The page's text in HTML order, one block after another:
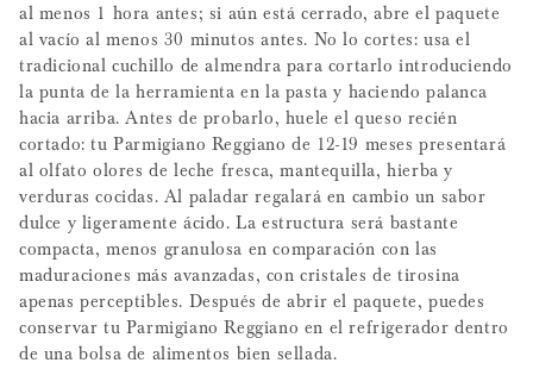
al menos 1 hora antes; si aún está cerrado, abre el paquete
al vacío al menos 30 minutos antes. No lo cortes: usa el
tradicional cuchillo de almendra para cortarlo introduciendo
la punta de la herramienta en la pasta y haciendo palanca
hacia arriba. Antes de probarlo, huele el queso recién
cortado: tu Parmigiano Reggiano de 12-19 meses presentará
al olfato olores de leche fresca, mantequilla, hierba y
verduras cocidas. Al paladar regalará en cambio un sabor
dulce y ligeramente ácido. La estructura será bastante
compacta, menos granulosa en comparación con las
maduraciones más avanzadas, con cristales de tirosina
apenas perceptibles. Después de abrir el paquete, puedes
conservar tu Parmigiano Reggiano en el refrigerador dentro
de una bolsa de alimentos bien sellada.